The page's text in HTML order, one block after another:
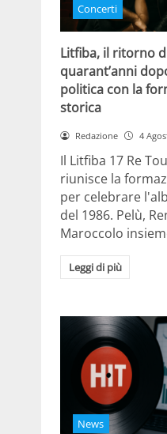
Concerti
Litfiba, il ritorno di
quarant’anni
politica con la
storica
Redazione 4
Il Litfiba 17 Re
riunisce la
per celebrare
del 1986. Pelù,
Maroccolo
Leggi di più
News